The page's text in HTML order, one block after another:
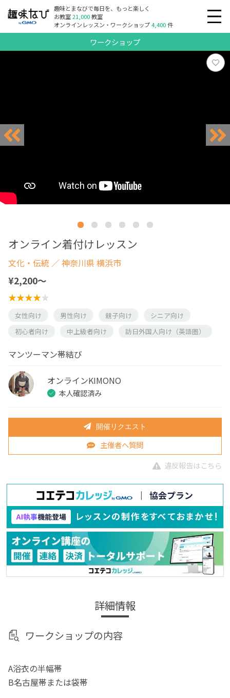
趣味とまなびで毎日を、もっと楽しく
お教室21,000教室
オンラインレッスン・ワークショップ4,400件
ワークショップ
オンライン着付けレッスン
文化・伝統 ／ 神奈川県 横浜市
¥2,200〜
女性向け 男性向け 親子向け
シニア向け
初心者向け
中上級者向け 訪日外国人向け（英語圏）
マンツーマン帯結び
オンラインKIMONO
本人確認済み
開催リクエスト
主催者へ質問
違反報告はこちら
詳細情報
ワークショップの内容
A浴衣の半幅帯
B名古屋帯または袋帯